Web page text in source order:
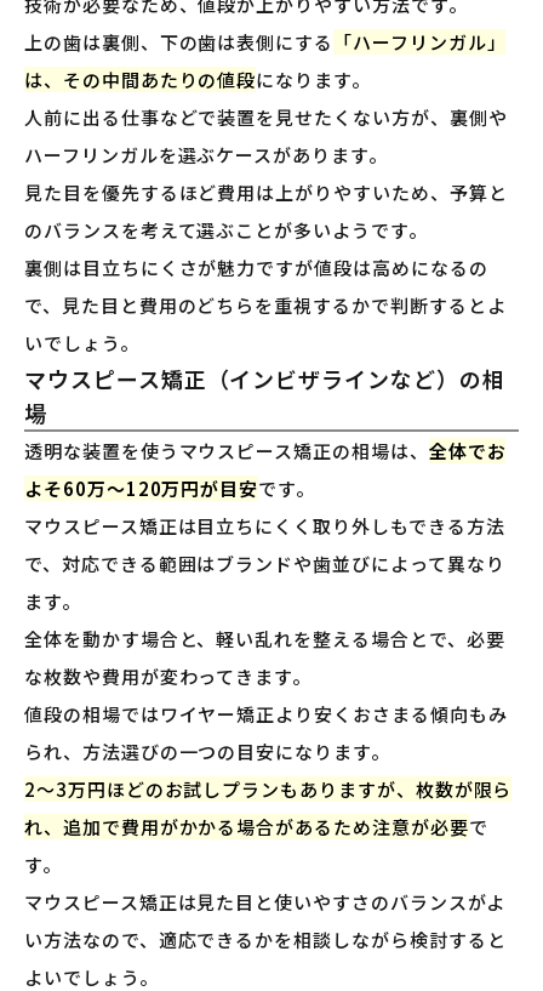
上の歯は裏側、下の歯は表側にする 「ハーフリンガル」
は、その中間あたりの値段になります。
人前に出る仕事などで装置を見せたくない方が、裏側や
ハーフリンガルを選ぶケースがあります。
見た目を優先するほど費用は上がりやすいため、予算と
のバランスを考えて選ぶことが多いようです。
裏側は目立ちにくさが魅力ですが値段は高めになるの
で、見た目と費用のどちらを重視するかで判断するとよ
いでしょう。
マウスピース矯正（インビザラインなど）の相
場
透明な装置を使うマウスピース矯正の相場は、 全体でお
よそ60万〜120万円が目安です。
マウスピース矯正は目立ちにくく取り外しもできる方法
で、対応できる範囲はブランドや歯並びによって異なり
ます。
全体を動かす場合と、軽い乱れを整える場合とで、必要
な枚数や費用が変わってきます。
値段の相場ではワイヤー矯正より安くおさまる傾向もみ
られ、方法選びの一つの目安になります。
2〜3万円ほどのお試しプランもありますが、枚数が限ら
れ、追加で費用がかかる場合があるため注意が必要で
す。
マウスピース矯正は見た目と使いやすさのバランスがよ
い方法なので、適応できるかを相談しながら検討すると
よいでしょう。